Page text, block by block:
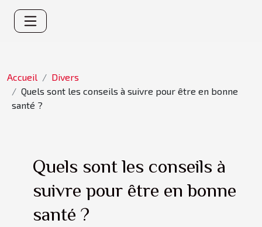
Accueil
Divers
Quels sont les conseils à suivre pour être en bonne
santé ?
Quels sont les conseils à
suivre pour être en bonne
santé ?